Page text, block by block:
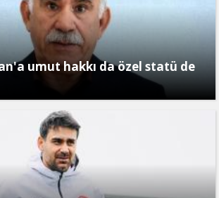
umut hakkı da özel statü de